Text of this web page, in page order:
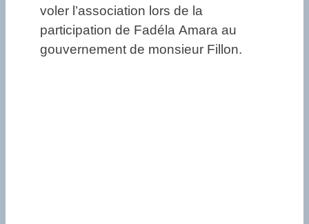
voler l’association lors de la
participation de Fadéla Amara au
gouvernement de monsieur Fillon.